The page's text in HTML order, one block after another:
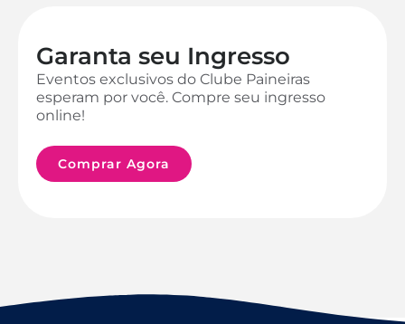
Garanta seu Ingresso
Eventos exclusivos do Clube Paineiras
esperam por você. Compre seu ingresso
online!
Comprar Agora